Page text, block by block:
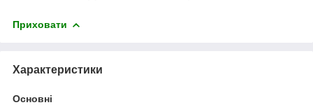
Приховати
Характеристики
Основні